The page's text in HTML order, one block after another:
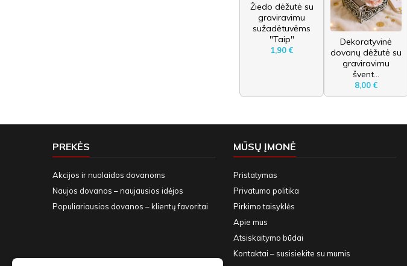
Žiedo dėžutė su
graviravimu
sužadėtuvėms
"Taip"
1,90 €
Dekoratyvinė
dovanų dėžutė su
graviravimu
švent...
8,00 €
PREKĖS
Akcijos ir nuolaidos dovanoms
Naujos dovanos – naujausios idėjos
Populiariausios dovanos – klientų favoritai
MŪSŲ ĮMONĖ
Pristatymas
Privatumo politika
Pirkimo taisyklės
Apie mus
Atsiskaitymo būdai
Kontaktai – susisiekite su mumis